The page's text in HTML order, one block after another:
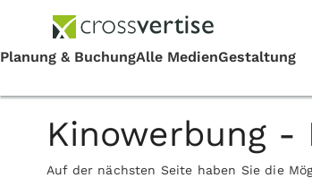
Kinowerbung -
Auf der nächsten Seite haben Sie die